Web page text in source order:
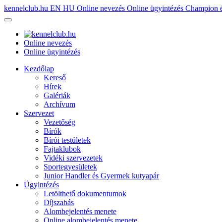
kennelclub.hu EN HU Online nevezés Online ügyintézés Champion
Online nevezés
Online ügyintézés
Kezdőlap
Kereső
Hírek
Galériák
Archívum
Szervezet
Vezetőség
Bírók
Bírói testületek
Fajtaklubok
Vidéki szervezetek
Sportegyesületek
Junior Handler és Gyermek kutyapár
Ügyintézés
Letölthető dokumentumok
Díjszabás
Alombejelentés menete
Online alombejelentés menete